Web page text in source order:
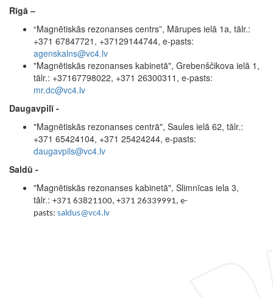
Rīgā –
“Magnētiskās rezonanses centrs”, Mārupes ielā 1a, tālr.:
+371 67847721, +37129144744, e-pasts:
agenskalns@vc4.lv
"Magnētiskās rezonanses kabinetā", Grebenščikova ielā 1,
tālr.: +37167798022, +371 26300311, e-pasts:
mr.dc@vc4.lv
Daugavpilī -
"Magnētiskās rezonanses centrā", Saules ielā 62, tālr.:
+371 65424104, +371 25424244, e-pasts:
daugavpils@vc4.lv
Saldū -
"Magnētiskās rezonanses kabinetā", Slimnīcas iela 3,
tālr.: +371 63821100, +371 26339991, e-
pasts: saldus@vc4.lv